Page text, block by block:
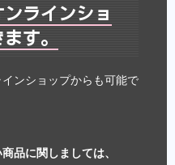
ラインショ
す。
ンショップからも可能で
品に関しましては、